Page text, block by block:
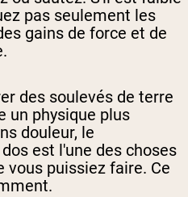
pas seulement les
gains de force et de
des soulevés de terre
un physique plus
douleur, le
est l'une des choses
vous puissiez faire. Ce